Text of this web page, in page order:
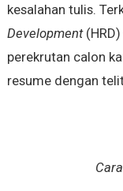
kesalahan tulis.
Development
perekrutan calon
resume dengan